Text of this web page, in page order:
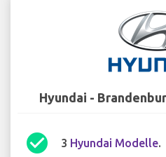
Hyundai -
check_circle 3 Hyundai Modelle.